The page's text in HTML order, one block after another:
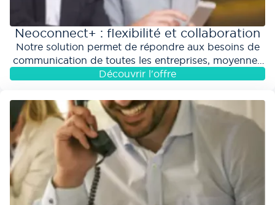
Neoconnect+ : flexibilité et collaboration
Notre solution permet de répondre aux besoins de
communication de toutes les entreprises, moyennes
ou grandes. Profitez de l’ensemble de vos...
!
Découvrir l'offre